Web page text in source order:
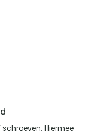
Hiermee